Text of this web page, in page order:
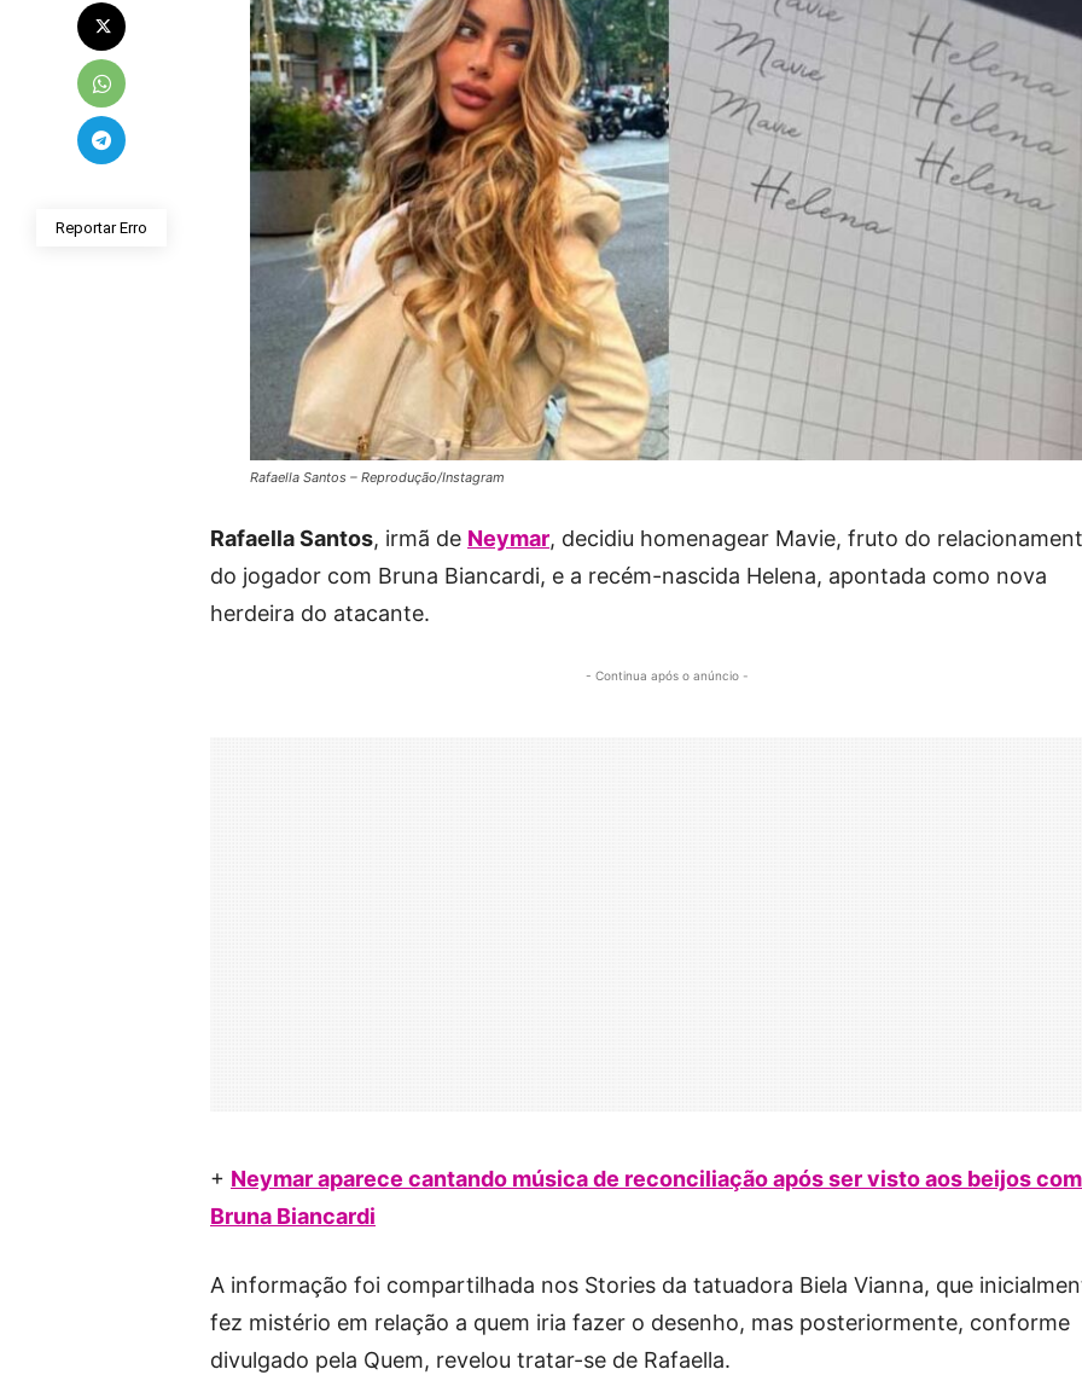
Reportar Erro
Rafaella Santos – Reprodução/Instagram
Rafaella Santos, irmã de Neymar, decidiu homenagear Mavie, fruto do
do jogador com Bruna Biancardi, e a recém-nascida Helena, apontada como nova
herdeira do atacante.
- Continua após o anúncio -
+ Neymar aparece cantando música de reconciliação após ser visto aos beijos com
Bruna Biancardi
A informação foi compartilhada nos Stories da tatuadora Biela Vianna, que
fez mistério em relação a quem iria fazer o desenho, mas posteriormente, conforme
divulgado pela Quem, revelou tratar-se de Rafaella.